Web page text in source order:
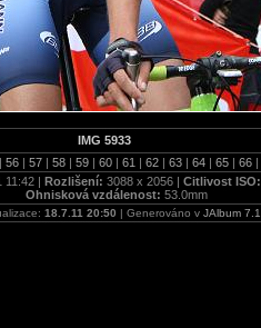
IMG 5933
| 56 | 57 | 58 | 59 | 60 | 61 | 62 | 63 | 64 | 65 | 66 |
11:42 | Rozlišení: 3088 x 2056 | Citlivost ISO:
Ohnisková vzdálenost: 53.0mm
18.7.11 20:50 | Generováno v JAlbum 7.1